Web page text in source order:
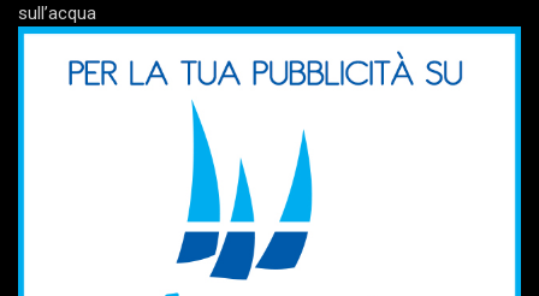
sull’acqua